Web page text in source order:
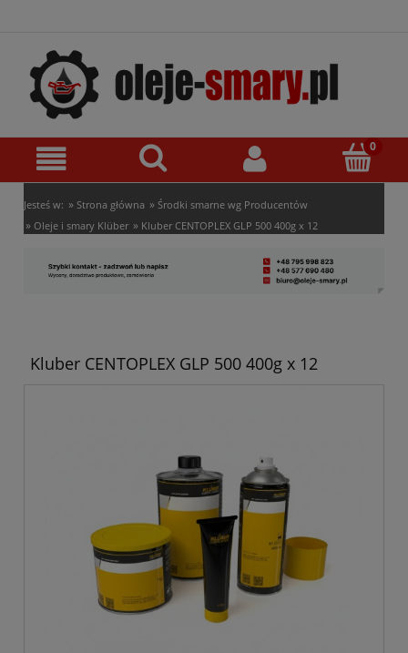
Jesteś w: » Strona główna » Środki smarne wg Producentów
» Oleje i smary Klüber » Kluber CENTOPLEX GLP 500 400g x 12
Kluber CENTOPLEX GLP 500 400g x 12